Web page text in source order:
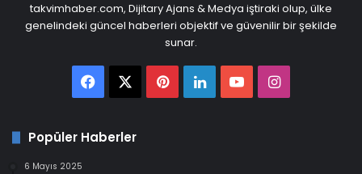
takvimhaber.com, Dijitary Ajans & Medya iştiraki olup, ülke
genelindeki güncel haberleri objektif ve güvenilir bir şekilde
sunar.
FacebookPinterest
LinkedInYouTubeInstagram
Popüler Haberler
6 Mayıs 2025